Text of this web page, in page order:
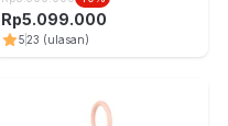
Rp5.099.000
523 (ulasan)